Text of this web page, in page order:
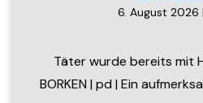
6. August 2026
Täter wurde bereits mit
BORKEN | pd | Ein